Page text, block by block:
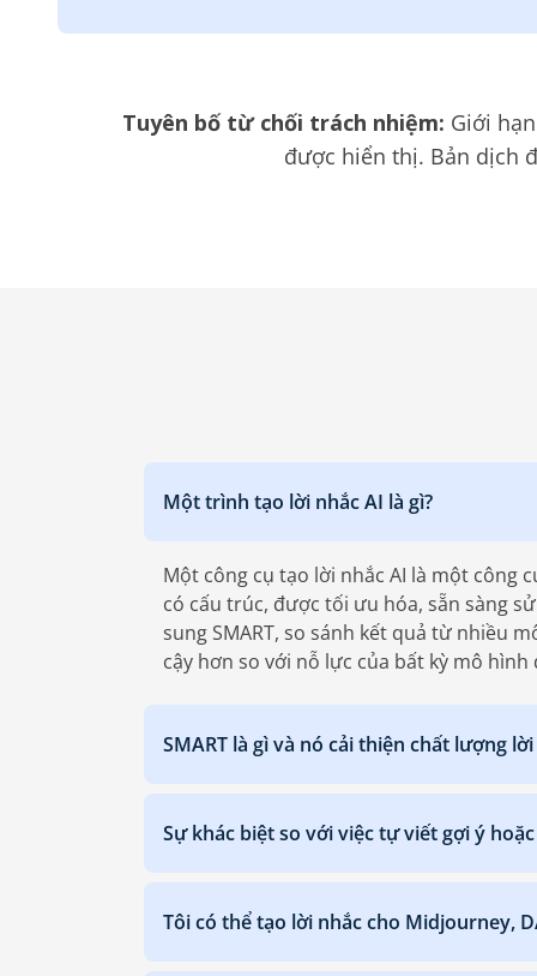
Tuyên bố từ chối trách nhiệm: Giới
được hiển thị. Bản dịch
Một trình tạo lời nhắc AI là gì?
Một công cụ tạo lời nhắc AI là một công
có cấu trúc, được tối ưu hóa, sẵn sàng
sung SMART, so sánh kết quả từ nhiều
cậy hơn so với nỗ lực của bất kỳ mô hình
SMART là gì và nó cải thiện chất lượng
Sự khác biệt so với việc tự viết gợi ý
Tôi có thể tạo lời nhắc cho Midjourney,